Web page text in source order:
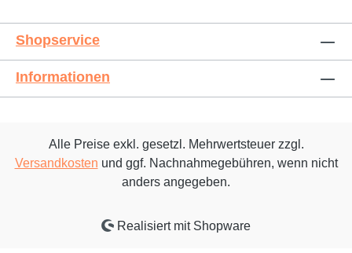
Shopservice
Informationen
Alle Preise exkl. gesetzl. Mehrwertsteuer zzgl.
Versandkosten und ggf. Nachnahmegebühren, wenn nicht
anders angegeben.
Realisiert mit Shopware